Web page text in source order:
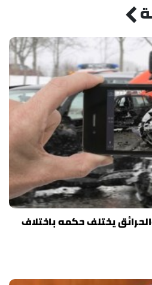
يختلف حكمه باختلاف